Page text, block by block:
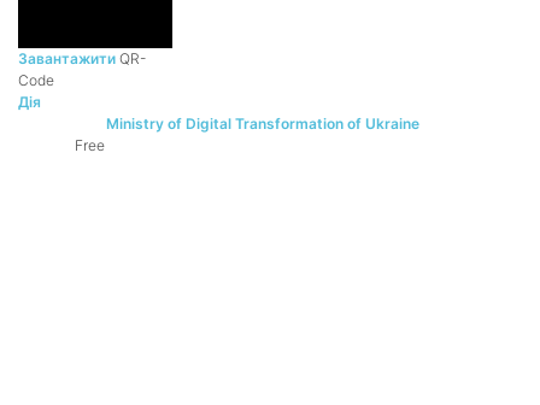
Завантажити QR-
Code
Дія
Ministry of Digital Transformation of Ukraine
Free